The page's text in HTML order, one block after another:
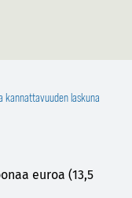
kannattavuuden laskuna
euroa (13,5